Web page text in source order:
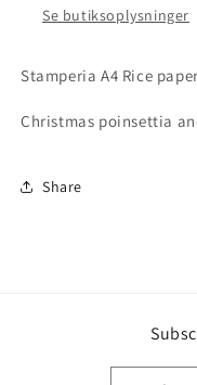
Se butiksoplysninger
Stamperia A4 Rice paper
Christmas poinsettia
Share